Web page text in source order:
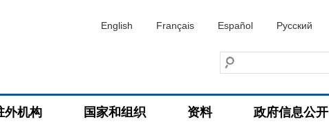
English Français Español Русский
外机构 国家和组织 资料 政府信息公开